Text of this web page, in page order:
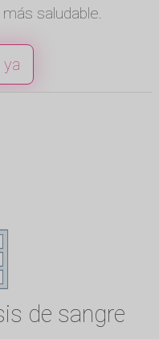
saludable.
ya
de sangre